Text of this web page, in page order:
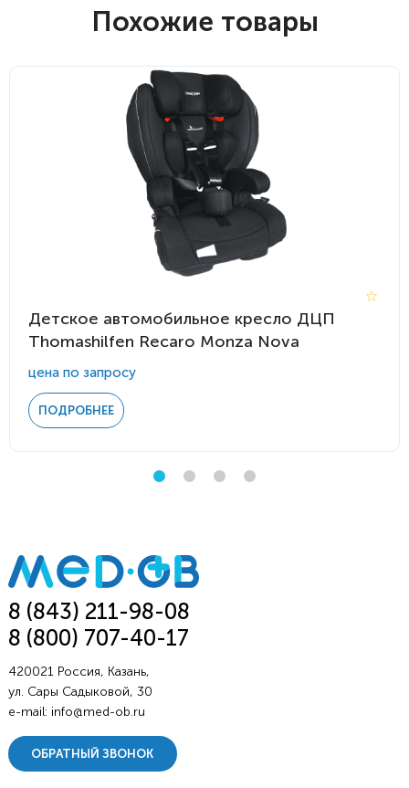
Похожие товары
Детское автомобильное кресло ДЦП
Thomashilfen Recaro Monza Nova
цена по запросу
ПОДРОБНЕЕ
8 (843) 211-98-08
8 (800) 707-40-17
420021 Россия, Казань,
ул. Сары Садыковой, 30
e-mail: info@med-ob.ru
ОБРАТНЫЙ ЗВОНОК